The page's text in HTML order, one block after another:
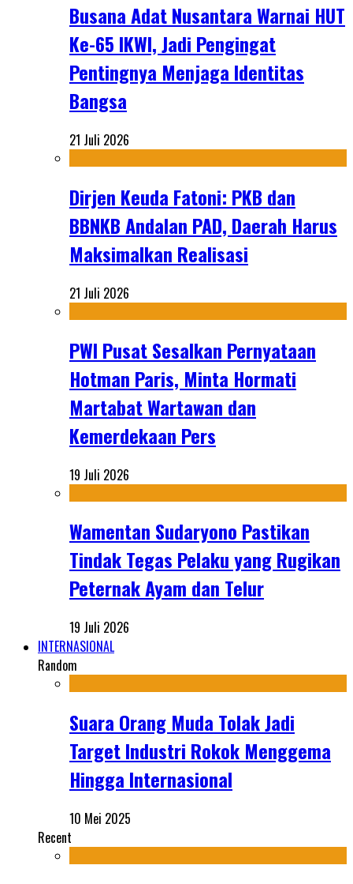
Busana Adat Nusantara Warnai HUT
Ke-65 IKWI, Jadi Pengingat
Pentingnya Menjaga Identitas
Bangsa
21 Juli 2026
Dirjen Keuda Fatoni: PKB dan
BBNKB Andalan PAD, Daerah Harus
Maksimalkan Realisasi
21 Juli 2026
PWI Pusat Sesalkan Pernyataan
Hotman Paris, Minta Hormati
Martabat Wartawan dan
Kemerdekaan Pers
19 Juli 2026
Wamentan Sudaryono Pastikan
Tindak Tegas Pelaku yang Rugikan
Peternak Ayam dan Telur
19 Juli 2026
INTERNASIONAL
Random
Suara Orang Muda Tolak Jadi
Target Industri Rokok Menggema
Hingga Internasional
10 Mei 2025
Recent